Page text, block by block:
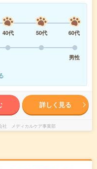
40代 50代
60代
男性
詳しく見る
社 メディカルケア事業部